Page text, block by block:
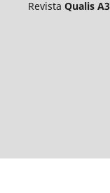
Revista Qualis A3